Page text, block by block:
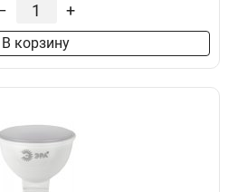
+
В корзину